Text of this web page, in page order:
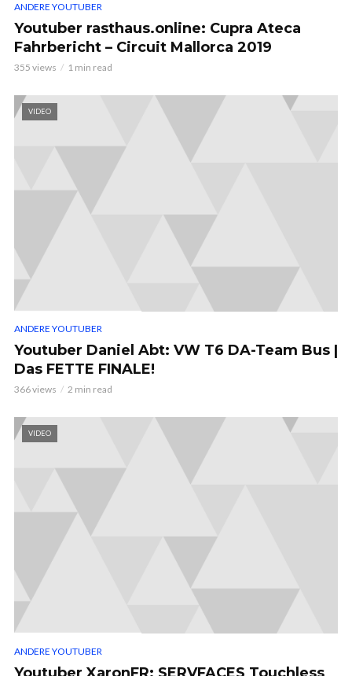
ANDERE YOUTUBER
Youtuber rasthaus.online: Cupra Ateca
Fahrbericht – Circuit Mallorca 2019
355 views 1 min read
VIDEO
ANDERE YOUTUBER
Youtuber Daniel Abt: VW T6 DA-Team Bus |
Das FETTE FINALE!
366 views 2 min read
VIDEO
ANDERE YOUTUBER
Youtuber XaronFR: SERVFACES Touchless